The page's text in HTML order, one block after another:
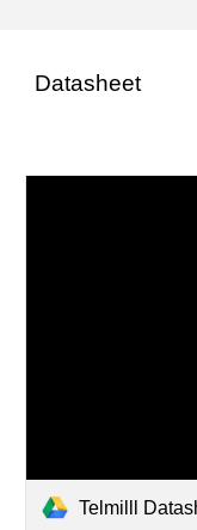
Datasheet
Telmilll Datasheet